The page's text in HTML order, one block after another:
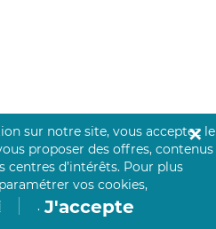
sur notre site, vous acceptez le
proposer des offres, contenus
centres d’intérêts. Pour plus
vos cookies,
. J'accepte
✕